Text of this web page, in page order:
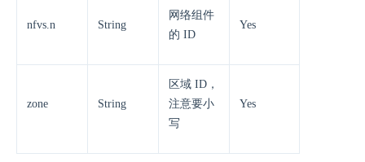
nfvs.n String
网络组件
的 ID
Yes
zone String
区域 ID，
注意要小
写
Yes